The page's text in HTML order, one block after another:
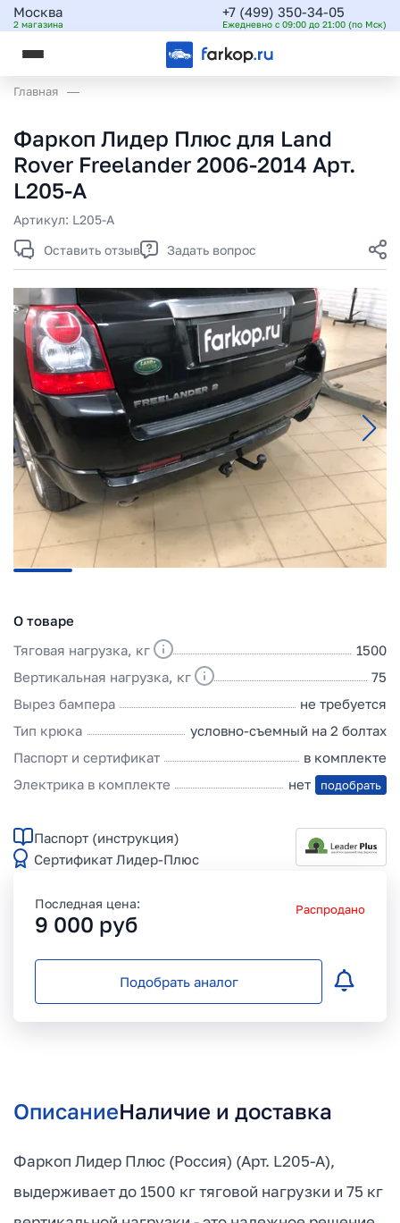
Москва
2 магазина
+7 (499) 350-34-05
Ежедневно с 09:00 до 21:00 (по Мск)
Главная
Фаркоп Лидер Плюс для Land
Rover Freelander 2006-2014 Арт.
L205-A
Артикул: L205-A
Оставить отзыв
Задать вопрос
О товаре
Тяговая нагрузка, кг
1500
Вертикальная нагрузка, кг
75
Вырез бампера
не требуется
Тип крюка
условно-съемный на 2 болтах
Паспорт и сертификат
в комплекте
Электрика в комплекте
нет подобрать
Паспорт (инструкция)
Сертификат Лидер-Плюс
Последная цена:
9 000 руб
Распродано
Подобрать аналог
ОписаниеНаличие и доставка
Фаркоп Лидер Плюс (Россия) (Арт. L205-A),
выдерживает до 1500 кг тяговой нагрузки и 75 кг